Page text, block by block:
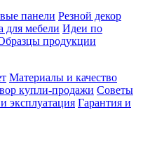
панели Резной декор
для мебели Идеи по
продукции
Материалы и качество
купли-продажи Советы
эксплуатация Гарантия и